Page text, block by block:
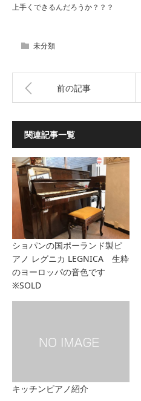
上手くできるんだろうか？？？
未分類
前の記事
関連記事一覧
ショパンの国ポーランド製ピ
アノ レグニカ LEGNICA 生粋
のヨーロッパの音色です
※SOLD
キッチンピアノ紹介